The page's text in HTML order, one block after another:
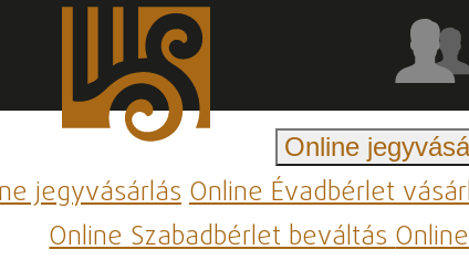
Online
jegyvásárlásOnline Évadbérlet
Online Szabadbérlet beváltás